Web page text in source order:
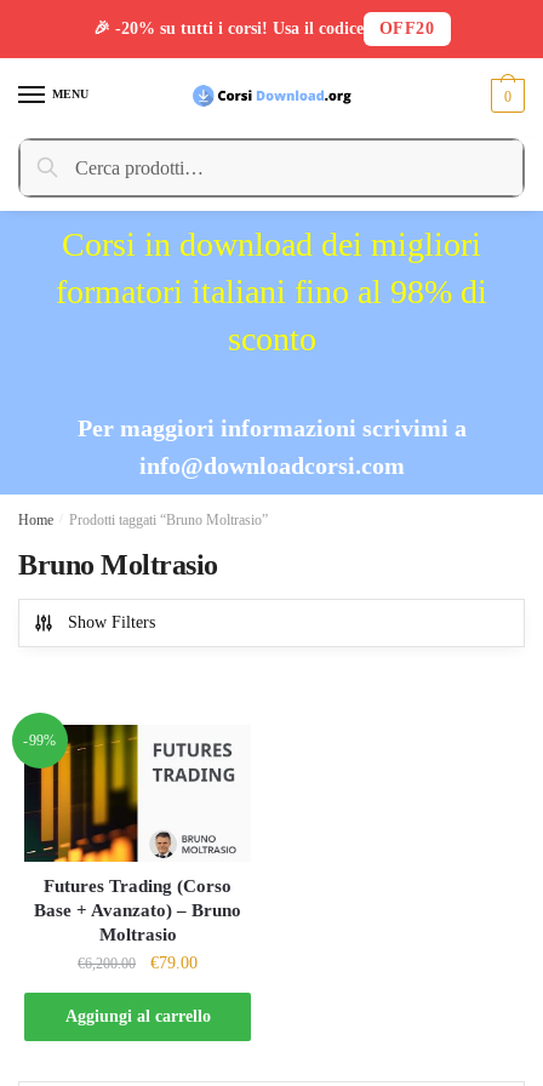
MENU
Cerca:
Cerca
0
Corsi in download dei migliori
formatori italiani fino al 98% di
sconto
Per maggiori informazioni scrivimi a
info@downloadcorsi.com
Home Prodotti taggati “Bruno Moltrasio”
Bruno Moltrasio
Show Filters
-99%
Futures Trading (Corso
Base + Avanzato) – Bruno
Moltrasio
€6,200.00
Il
prezzo
originale
era:
€79.00Il
prezzo
attuale
è:
Aggiungi al carrello
🎉 -20% su tutti i corsi! Usa il codice OFF20